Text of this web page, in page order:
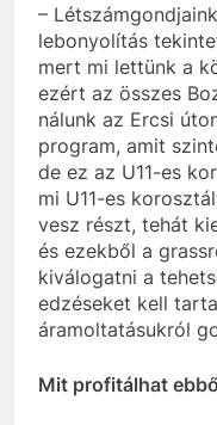
–
lebonyolítás
mert mi lettünk a
ezért az összes
nálunk az Ercsi
program, amit
de ez az U11-es
mi U11-es
vesz részt, tehát
és ezekből a
kiválogatni a
edzéseket kell
áramoltatásukról
Mit profitálhat